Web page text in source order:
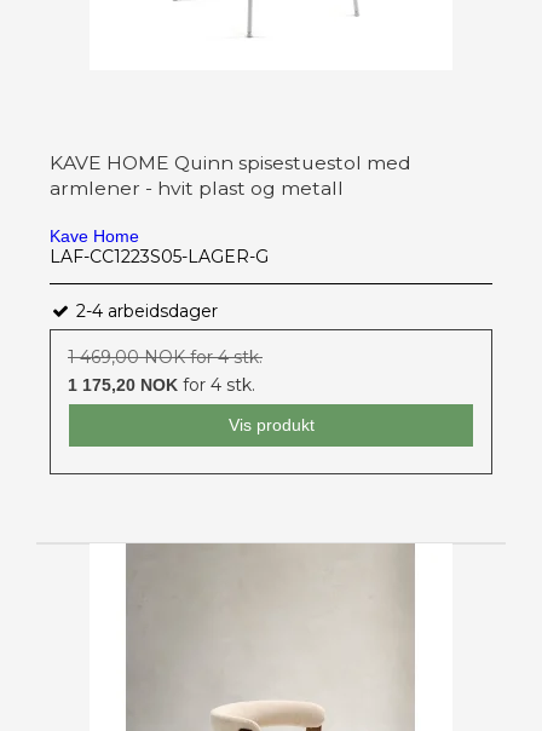
KAVE HOME Quinn spisestuestol med
armlener - hvit plast og metall
Kave Home
LAF-CC1223S05-LAGER-G
2-4 arbeidsdager
1 469,00 NOK for 4 stk.
1 175,20 NOK for 4 stk.
Vis produkt